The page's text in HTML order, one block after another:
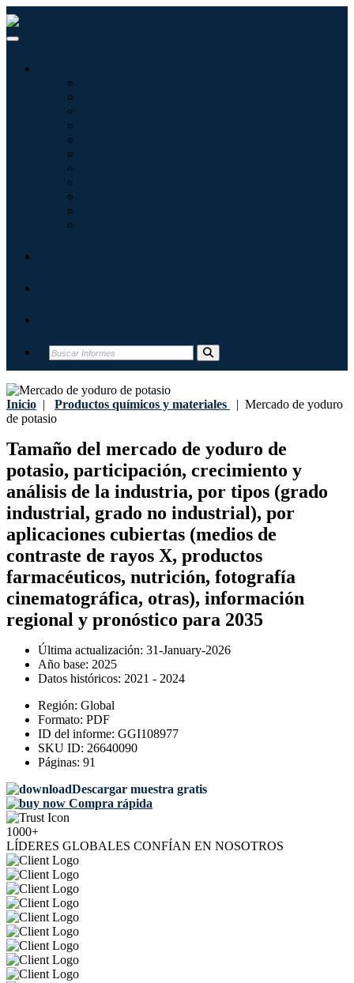
Inicio | Productos químicos y materiales | Mercado de yoduro
de potasio
Tamaño del mercado de yoduro de
potasio, participación, crecimiento y
análisis de la industria, por tipos (grado
industrial, grado no industrial), por
aplicaciones cubiertas (medios de
contraste de rayos X, productos
farmacéuticos, nutrición, fotografía
cinematográfica, otras), información
regional y pronóstico para 2035
Última actualización: 31-January-2026
Año base: 2025
Datos históricos: 2021 - 2024
Región: Global
Formato: PDF
ID del informe: GGI108977
SKU ID: 26640090
Páginas: 91
Descargar muestra gratis
Compra rápida
1000+
LÍDERES GLOBALES CONFÍAN EN NOSOTROS